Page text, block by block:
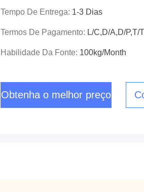
Tempo De Entrega: 1-3 Dias
Termos De Pagamento: L/C,D/A,D/P,T/
Habilidade Da Fonte: 100kg/Month
Obtenha o melhor preço